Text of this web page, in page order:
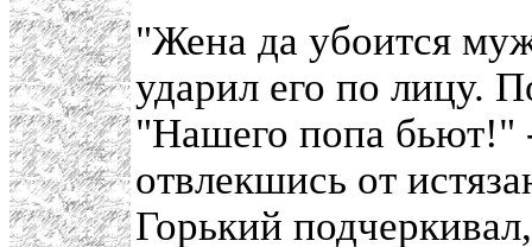
"Жена да убоится
ударил его по лицу.
"Нашего попа бьют!"
отвлекшись от
Горький